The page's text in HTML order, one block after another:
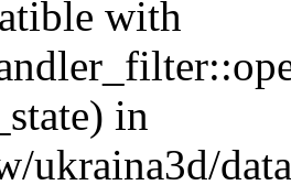
with
in
ukraina3d/